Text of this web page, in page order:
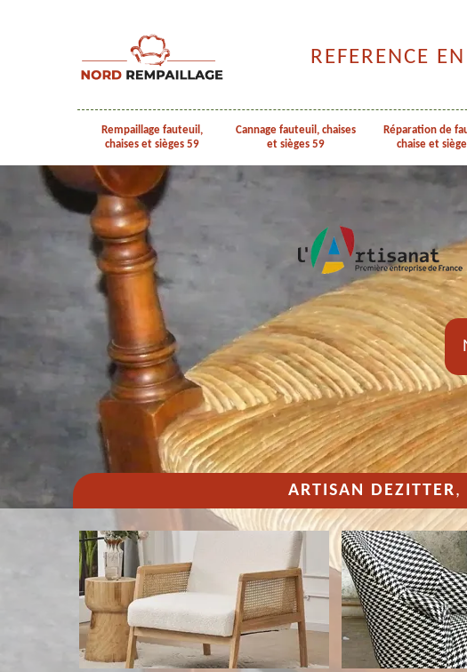
REFERENCE
Rempaillage fauteuil,
chaises et sièges 59
Cannage fauteuil, chaises
et sièges 59
Réparation de
chaise et
ARTISAN DEZITTER,